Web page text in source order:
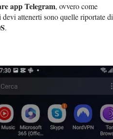
app Telegram, ovvero come
attenerti sono quelle riportate di
.